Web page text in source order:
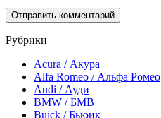
Рубрики
Acura / Акура
Alfa Romeo / Альфа Ромео
Audi / Ауди
BMW / БМВ
Buick / Бьюик